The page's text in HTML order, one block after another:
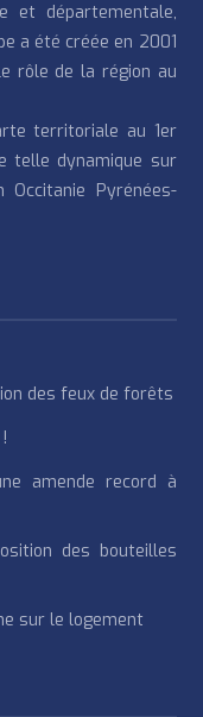
et départementale,
a été créée en 2001
rôle de la région au
territoriale au 1er
telle dynamique sur
Pyrénées-
des feux de forêts
amende record à
des bouteilles
sur le logement